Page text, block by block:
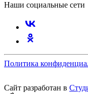
Наши социальные сети
Политика
Сайт разработан в